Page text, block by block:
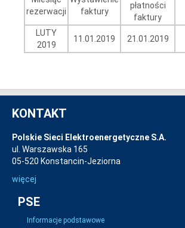
rezerwacji
faktury
płatności
faktury
LUTY
2019
11.01.2019 21.01.2019
KONTAKT
Polskie Sieci Elektroenergetyczne S.A.
ul. Warszawska 165
05-520 Konstancin-Jeziorna
więcej
PSE
Informacje podstawowe